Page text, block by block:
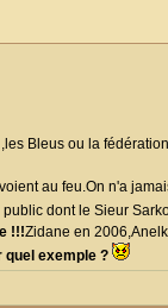
Bleus ou la
au feu.On n'a
dont le Sieur
!!!Zidane en
quel exemple ?